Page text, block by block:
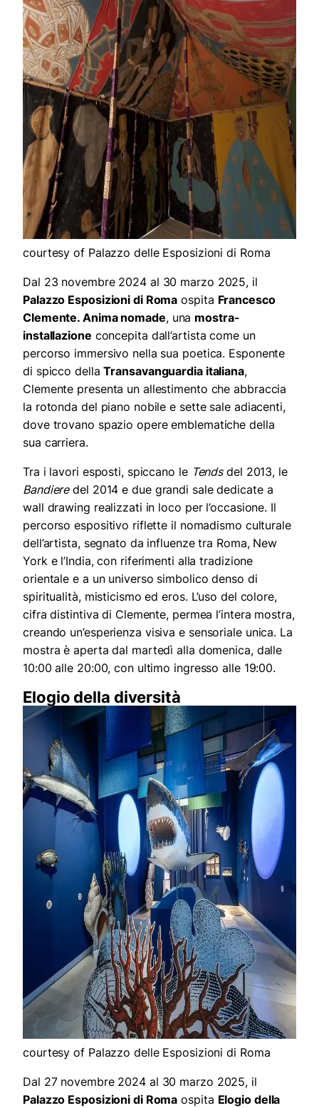
courtesy of Palazzo delle Esposizioni di Roma
Dal 23 novembre 2024 al 30 marzo 2025, il
Palazzo Esposizioni di Roma ospita Francesco
Clemente. Anima nomade, una mostra-
installazione concepita dall’artista come un
percorso immersivo nella sua poetica. Esponente
di spicco dellaTransavanguardia italiana,
Clemente presenta un allestimento che abbraccia
la rotonda del piano nobile e sette sale adiacenti,
dove trovano spazio opere emblematiche della
sua carriera.
Tra i lavori esposti, spiccano le Tendsdel 2013, le
Bandieredel 2014 e due grandi sale dedicate a
wall drawing realizzati in loco per l’occasione. Il
percorso espositivo riflette il nomadismo culturale
dell’artista, segnato da influenze tra Roma, New
York e l’India, con riferimenti alla tradizione
orientale e a un universo simbolico denso di
spiritualità, misticismo ed eros. L’uso del colore,
cifra distintiva di Clemente, permea l’intera mostra,
creando un’esperienza visiva e sensoriale unica. La
mostra è aperta dal martedì alla domenica, dalle
10:00 alle 20:00, con ultimo ingresso alle 19:00.
Elogio della diversità
courtesy of Palazzo delle Esposizioni di Roma
Dal 27 novembre 2024 al 30 marzo 2025, il
Palazzo Esposizioni di Roma ospita Elogio della